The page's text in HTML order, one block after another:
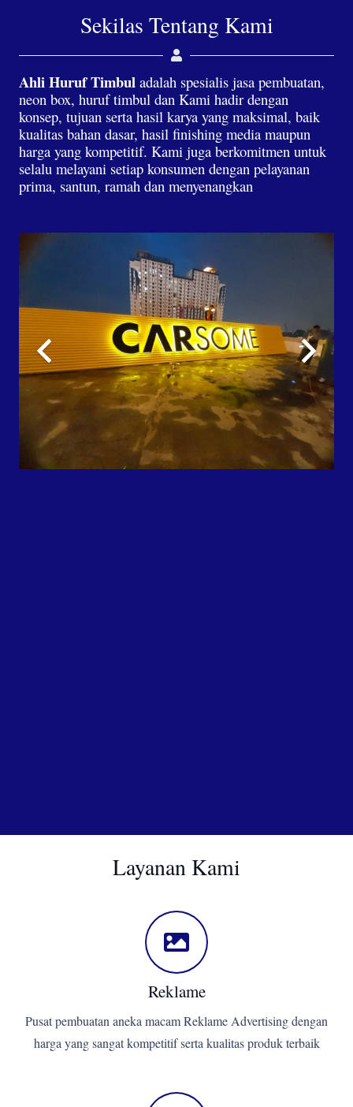
Sekilas Tentang Kami
Ahli Huruf Timbul adalah spesialis jasa pembuatan,
neon box, huruf timbul dan Kami hadir dengan
konsep, tujuan serta hasil karya yang maksimal, baik
kualitas bahan dasar, hasil finishing media maupun
harga yang kompetitif. Kami juga berkomitmen untuk
selalu melayani setiap konsumen dengan pelayanan
prima, santun, ramah dan menyenangkan
Layanan Kami
Reklame
Pusat pembuatan aneka macam Reklame Advertising dengan
harga yang sangat kompetitif serta kualitas produk terbaik